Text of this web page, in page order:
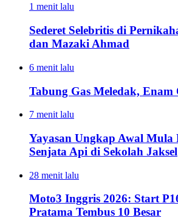
1 menit lalu
Sederet Selebritis di
dan Mazaki Ahmad
6 menit lalu
Tabung Gas Meledak,
7 menit lalu
Yayasan Ungkap Awal Mula
Senjata Api di Sekolah Jaksel
28 menit lalu
Moto3 Inggris 2026: Start
Pratama Tembus 10 Besar